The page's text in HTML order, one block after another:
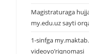
Magistraturaga
my.edu.uz sayti
1-sinfga
videoyo’riqnomasi